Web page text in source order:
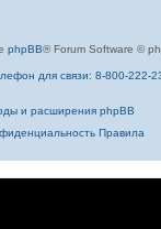
phpBB® Forum Software ©
для связи: 8-800-222-
и расширения phpBB
Правила